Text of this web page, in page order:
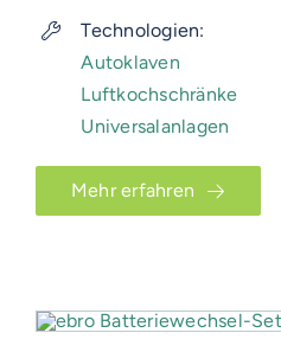
Technologien:
Autoklaven
Luftkochschränke
Universalanlagen
Mehr erfahren